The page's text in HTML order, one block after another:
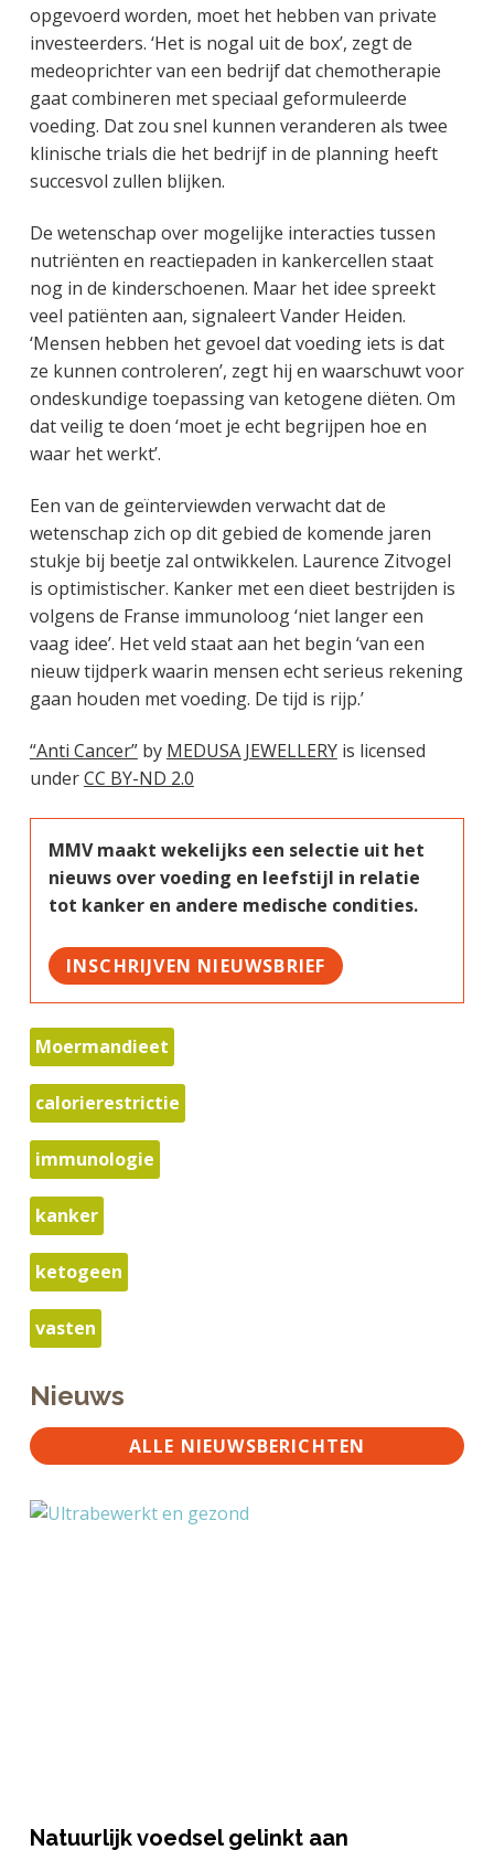
opgevoerd worden, moet het hebben van private
investeerders. ‘Het is nogal uit de box’, zegt de
medeoprichter van een bedrijf dat chemotherapie
gaat combineren met speciaal geformuleerde
voeding. Dat zou snel kunnen veranderen als twee
klinische trials die het bedrijf in de planning heeft
succesvol zullen blijken.
De wetenschap over mogelijke interacties tussen
nutriënten en reactiepaden in kankercellen staat
nog in de kinderschoenen. Maar het idee spreekt
veel patiënten aan, signaleert Vander Heiden.
‘Mensen hebben het gevoel dat voeding iets is dat
ze kunnen controleren’, zegt hij en waarschuwt voor
ondeskundige toepassing van ketogene diëten. Om
dat veilig te doen ‘moet je echt begrijpen hoe en
waar het werkt’.
Een van de geïnterviewden verwacht dat de
wetenschap zich op dit gebied de komende jaren
stukje bij beetje zal ontwikkelen. Laurence Zitvogel
is optimistischer. Kanker met een dieet bestrijden is
volgens de Franse immunoloog ‘niet langer een
vaag idee’. Het veld staat aan het begin ‘van een
nieuw tijdperk waarin mensen echt serieus rekening
gaan houden met voeding. De tijd is rijp.’
“Anti Cancer”by MEDUSA JEWELLERYis licensed
underCC BY-ND 2.0
MMV maakt wekelijks een selectie uit het
nieuws over voeding en leefstijl in relatie
tot kanker en andere medische condities.
INSCHRIJVEN NIEUWSBRIEF
Moermandieet
calorierestrictie
immunologie
kanker
ketogeen
vasten
Nieuws
ALLE NIEUWSBERICHTEN
Natuurlijk voedsel gelinkt aan